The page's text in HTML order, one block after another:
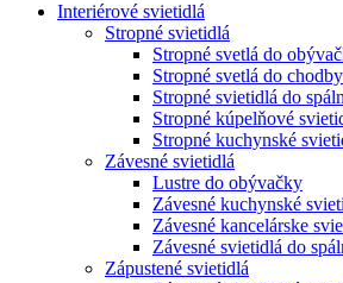
Interiérové svietidlá
Stropné svietidlá
Stropné svetlá do
Stropné svetlá do chodby
Stropné svietidlá do
Stropné kúpelňové
Stropné kuchynské
Závesné svietidlá
Lustre do obývačky
Závesné kuchynské
Závesné kancelárske
Závesné svietidlá do
Zápustené svietidlá